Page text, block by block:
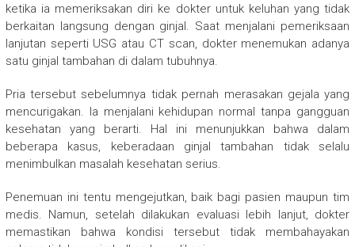
ketika ia memeriksakan diri ke dokter untuk keluhan yang tidak
berkaitan langsung dengan ginjal. Saat menjalani pemeriksaan
lanjutan seperti USG atau CT scan, dokter menemukan adanya
satu ginjal tambahan di dalam tubuhnya.
Pria tersebut sebelumnya tidak pernah merasakan gejala yang
mencurigakan. Ia menjalani kehidupan normal tanpa gangguan
kesehatan yang berarti. Hal ini menunjukkan bahwa dalam
beberapa kasus, keberadaan ginjal tambahan tidak selalu
menimbulkan masalah kesehatan serius.
Penemuan ini tentu mengejutkan, baik bagi pasien maupun tim
medis. Namun, setelah dilakukan evaluasi lebih lanjut, dokter
memastikan bahwa kondisi tersebut tidak membahayakan